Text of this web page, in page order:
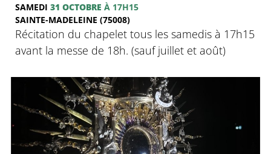
SAMEDI 31 OCTOBRE À 17H15
SAINTE-MADELEINE (75008)
Récitation du chapelet tous les samedis à 17h15
avant la messe de 18h. (sauf juillet et août)